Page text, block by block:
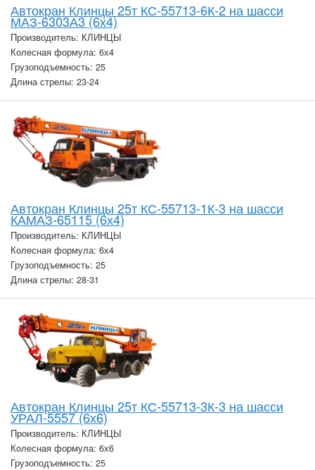
Автокран Клинцы 25т КС-55713-6К-2 на шасси
МАЗ-6303А3 (6х4)
Производитель: КЛИНЦЫ
Колесная формула: 6х4
Грузоподъемность: 25
Длина стрелы: 23-24
Автокран Клинцы 25т КС-55713-1К-3 на шасси
КАМАЗ-65115 (6х4)
Производитель: КЛИНЦЫ
Колесная формула: 6х4
Грузоподъемность: 25
Длина стрелы: 28-31
Автокран Клинцы 25т КС-55713-3К-3 на шасси
УРАЛ-5557 (6х6)
Производитель: КЛИНЦЫ
Колесная формула: 6х6
Грузоподъемность: 25